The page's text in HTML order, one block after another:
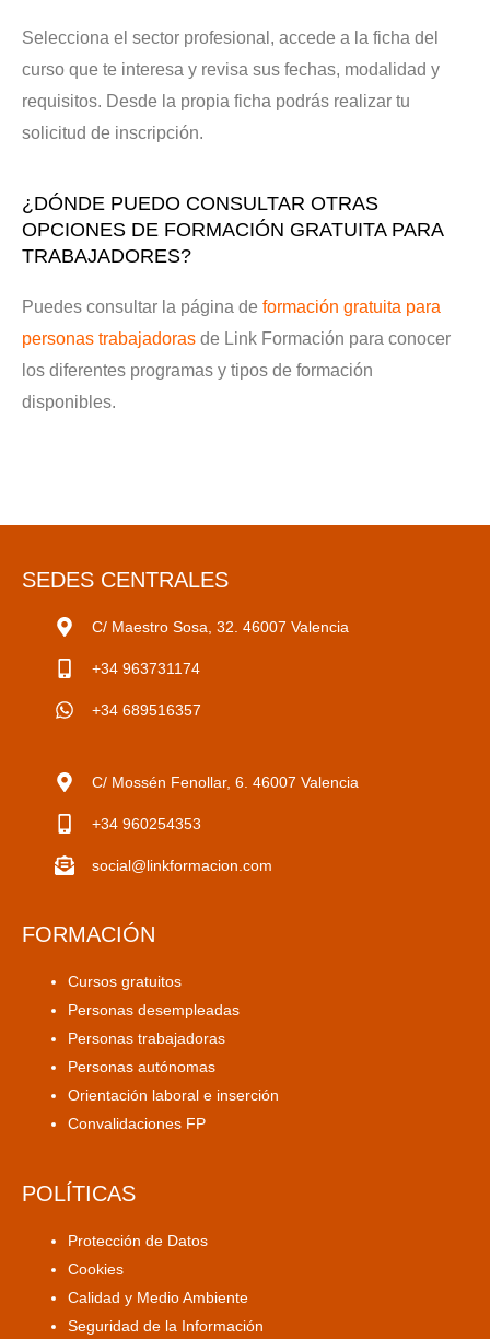
Selecciona el sector profesional, accede a la ficha del
curso que te interesa y revisa sus fechas, modalidad y
requisitos. Desde la propia ficha podrás realizar tu
solicitud de inscripción.
¿DÓNDE PUEDO CONSULTAR OTRAS
OPCIONES DE FORMACIÓN GRATUITA PARA
TRABAJADORES?
Puedes consultar la página de formación gratuita para
personas trabajadoras de Link Formación para conocer
los diferentes programas y tipos de formación
disponibles.
SEDES CENTRALES
C/ Maestro Sosa, 32. 46007 Valencia
+34 963731174
+34 689516357
C/ Mossén Fenollar, 6. 46007 Valencia
+34 960254353
social@linkformacion.com
FORMACIÓN
Cursos gratuitos
Personas desempleadas
Personas trabajadoras
Personas autónomas
Orientación laboral e inserción
Convalidaciones FP
POLÍTICAS
Protección de Datos
Cookies
Calidad y Medio Ambiente
Seguridad de la Información